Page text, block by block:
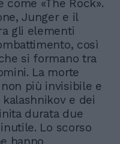
«The Rock».
Junger e il
gli elementi
così
si formano tra
La morte
più invisibile e
e dei
durata due
Lo scorso